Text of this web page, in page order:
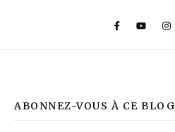
ABONNEZ-VOUS À CE